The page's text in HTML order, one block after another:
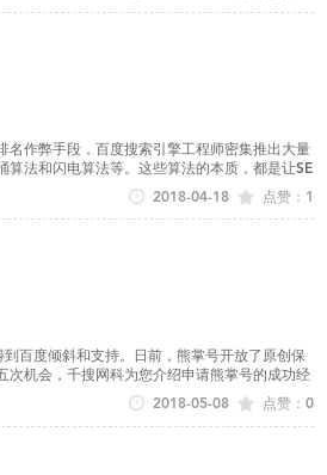
名作弊手段，百度搜索引擎工程师密集推出大量
法和闪电算法等。这些算法的本质，都是让SE
点赞：1
2018-04-18
百度倾斜和支持。日前，熊掌号开放了原创保
机会，千搜网科为您介绍申请熊掌号的成功经
点赞：0
2018-05-08